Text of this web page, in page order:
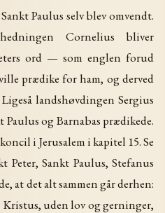
Paulus selv blev omvendt.
Cornelius bliver
ord — som englen forud
prædike for ham, og derved
landshøvdingen Sergius
Paulus og Barnabas prædikede.
i Jerusalem i kapitel 15. Se
Peter, Sankt Paulus, Stefanus
at det alt sammen går derhen:
Kristus, uden lov og gerninger,